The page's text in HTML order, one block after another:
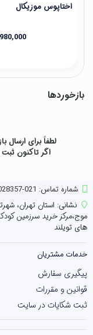
اختاپوس موزیکال
بازخوردها
لطفاً برای ارسال
اگر تاکنون ثبت
شماره تماس‌: 021-46028357
نشانی: استان تهران،
های تویلند
خدمات مشتریان
پیگیری سفارش
قوانین و مقررات
ثبت شکایات در سایت